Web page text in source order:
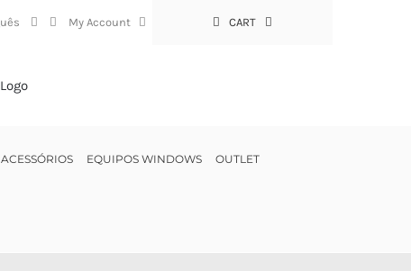
My Account CART
ACESSÓRIOS EQUIPOS WINDOWS OUTLET